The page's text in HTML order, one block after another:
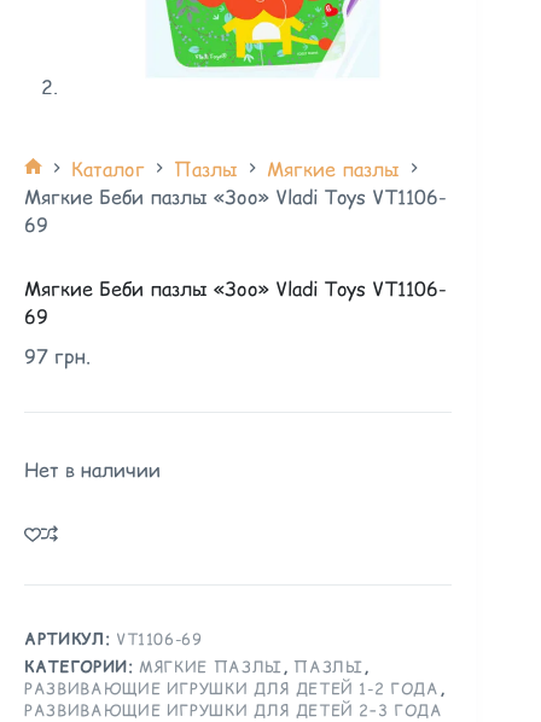
Каталог Пазлы
Мягкие пазлы
Мягкие Беби пазлы «Зоо» Vladi Toys VT1106-
69
Мягкие Беби пазлы «Зоо» Vladi Toys VT1106-
69
97 грн.
Нет в наличии
АРТИКУЛ: VT1106-69
КАТЕГОРИИ:МЯГКИЕ ПАЗЛЫ, ПАЗЛЫ,
РАЗВИВАЮЩИЕ ИГРУШКИ ДЛЯ ДЕТЕЙ 1-2 ГОДА ,
РАЗВИВАЮЩИЕ ИГРУШКИ ДЛЯ ДЕТЕЙ 2–3 ГОДА